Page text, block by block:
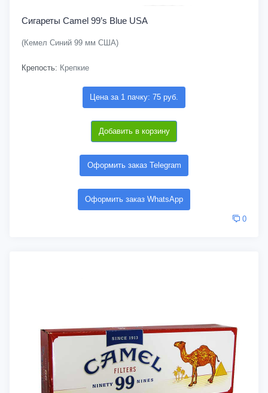
Сигареты Camel 99’s Blue USA
(Кемел Синий 99 мм США)
Крепость: Крепкие
Цена за 1 пачку: 75 руб.
Добавить в корзину
Оформить заказ Telegram
Оформить заказ WhatsApp
0